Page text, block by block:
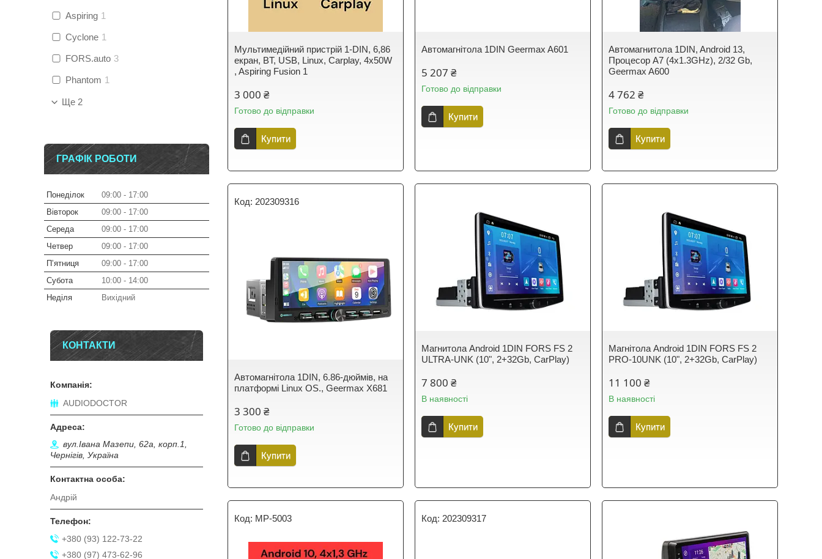
Мультимедійний пристрій 1-DIN, 6,86
екран, BT, USB, Linux, Carplay, 4x50W
, Aspiring Fusion 1
3 000 ₴
Готово до відправки
Купити
Автомагнітола 1DIN Geermax A601
5 207 ₴
Готово до відправки
Купити
Автомагнитола 1DIN, Android 13,
Процесор A7 (4x1.3GHz), 2/32 Gb,
Geermax A600
4 762 ₴
Готово до відправки
Купити
202309316
Автомагнітола 1DIN, 6.86-дюймів, на
платформі Linux OS., Geermax X681
3 300 ₴
Готово до відправки
Купити
Магнитола Android 1DIN FORS FS 2
ULTRA-UNK (10", 2+32Gb, CarPlay)
7 800 ₴
В наявності
Купити
Магнітола Android 1DIN FORS FS 2
PRO-10UNK (10", 2+32Gb, CarPlay)
11 100 ₴
В наявності
Купити
MP-5003 202309317
Aspiring 1
Cyclone 1
FORS.auto 3
Phantom 1
Ще 2
ГРАФІК РОБОТИ
Понеділок 09:00
17:00
Вівторок
09:00
17:00
Середа
09:00
17:00
Четвер
09:00
17:00
Пʼятниця
09:00
17:00
Субота
10:00
14:00
Неділя
Вихідний
КОНТАКТИ
AUDIODOCTOR
вул.Івана Мазепи, 62а, корп.1,
Чернігів, Україна
Андрій
+380 (93) 122-73-22
+380 (97) 473-62-96